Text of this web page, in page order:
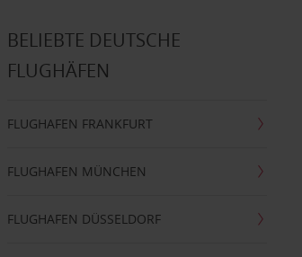
BELIEBTE DEUTSCHE
FLUGHÄFEN
FLUGHAFEN FRANKFURT
FLUGHAFEN MÜNCHEN
FLUGHAFEN DÜSSELDORF